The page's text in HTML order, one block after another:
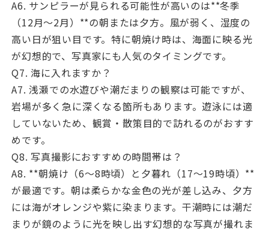
A6. サンピラーが見られる可能性が高いのは**冬季
（12月〜2月）**の朝または夕方。風が弱く、湿度の
高い日が狙い目です。特に朝焼け時は、海面に映る光
が幻想的で、写真家にも人気のタイミングです。
Q7. 海に入れますか？
A7. 浅瀬での水遊びや潮だまりの観察は可能ですが、
岩場が多く急に深くなる箇所もあります。遊泳には適
していないため、観賞・散策目的で訪れるのがおすす
めです。
Q8. 写真撮影におすすめの時間帯は？
A8. **朝焼け（6〜8時頃）と夕暮れ（17〜19時頃）**
が最適です。朝は柔らかな金色の光が差し込み、夕方
には海がオレンジや紫に染まります。干潮時には潮だ
まりが鏡のように光を映し出す幻想的な写真が撮れま